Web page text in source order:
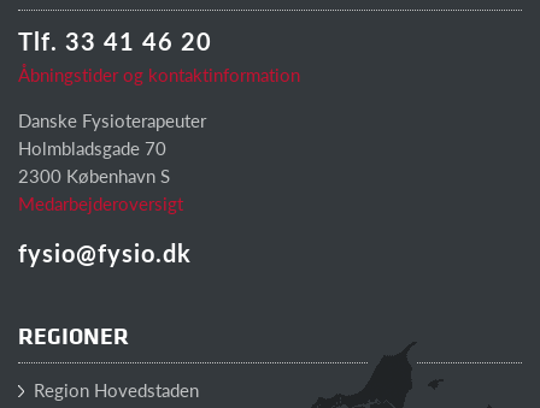
Tlf. 33 41 46 20
Åbningstider og kontaktinformation
Danske Fysioterapeuter
Holmbladsgade 70
2300 København S
Medarbejderoversigt
fysio@fysio.dk
REGIONER
Region Hovedstaden